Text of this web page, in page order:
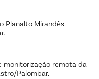
Planalto Mirandês.
monitorização remota da
Palombar.